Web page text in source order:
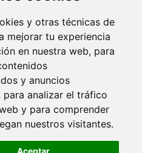
y otras técnicas de
mejorar tu experiencia
en nuestra web, para
y anuncios
para analizar el tráfico
y para comprender
nuestros visitantes.
Aceptar
de la
y Mudanzas